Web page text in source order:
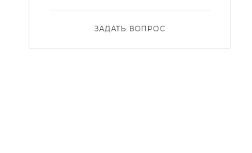
ЗАДАТЬ ВОПРОС